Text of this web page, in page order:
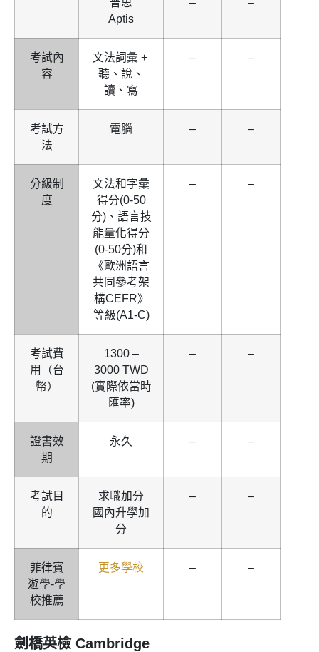
Aptis
考試內
容
文法詞彙 +
聽、說、
讀、寫
– –
考試方
法
電腦 – –
分級制
度
文法和字彙
得分(0-50
分)、語言技
能量化得分
(0-50分)和
《歐洲語言
共同參考架
構CEFR》
等級(A1-C)
– –
考試費
用（台
幣）
1300 –
3000 TWD
(實際依當時
匯率)
– –
證書效
期
永久 – –
考試目
的
求職加分
國內升學加
分
– –
菲律賓
遊學-學
校推薦
更多學校 – –
劍橋英檢 Cambridge